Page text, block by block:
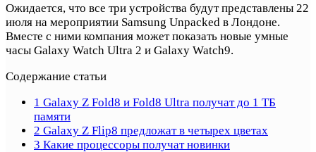
Ожидается, что все три устройства будут представлены 22
июля на мероприятии Samsung Unpacked в Лондоне.
Вместе с ними компания может показать новые умные
часы Galaxy Watch Ultra 2 и Galaxy Watch9.
Содержание статьи
1 Galaxy Z Fold8 и Fold8 Ultra получат до 1 ТБ
памяти
2 Galaxy Z Flip8 предложат в четырех цветах
3 Какие процессоры получат новинки